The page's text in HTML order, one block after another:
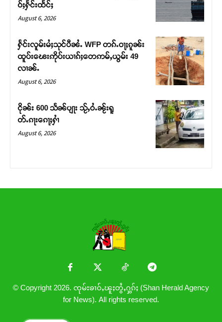
တႃႇႁႂ်ႈသဵင်ၵၢင်ၸႂ်ၵူၼ်းမိူင်း ၵူႈတီႈၵူႈလႅၼ်ပေႃးတေၸွ
တ်ႇ တူဝ်ႈလုမ်ႈၾႃႉၼၼ်ႉ ၶဝ်ႈႁူမ်ႈၵမ်ႉထႅမ် ၸုမ်းၶၢ
ဝ်ႇၽူႈတွႆႇႁွၵ်ႈ လႆႈယူႇၶႃႈဢေႃႈ။
ဝ်ႈႁႅင်းထႅင်ႈ
August 6, 2026
ႁႅင်းလူမ်းမႆႈသုင်ပီၼႆႉ WFP တၵ်ႉဝႃႈၵူၼ်း
ထူပ်းၽေးဢိုပ်းယၢၵ်ႈတေဢမ်ႇယွမ်း 49
လၢၼ်ႉ
August 6, 2026
ငိုၼ်း 600 သႅၼ်ပျႃး သႂ်ႇဝႆႉၼႂ်းရူ
တ်ႉၵႃးၵေႃႈႁၢႆ
August 6, 2026
© Copyright 2026. ၸုမ်းၶၢဝ်ႇၽူႈတွႆႇႁွၵ်ႈ (Shan Herald Agency
for News). All rights reserved.